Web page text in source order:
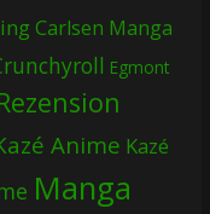
Carlsen Manga
Egmont
Anime Kazé
Manga